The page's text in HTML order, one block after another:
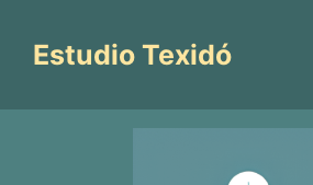
contenido
Estudio Texidó